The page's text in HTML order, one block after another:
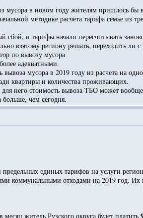
мусора в новом году жителям пришлось бы
методике расчета тарифа семье из
и тарифы начали пересчитывать
взятому региону решать, переходить
по вывозу мусора
адекватными.
мусора в 2019 году из расчета на
квартиры и количества проживающих.
него стоимость вывоза ТБО может
чем сегодня.
единых тарифов на услуги
коммунальными отходами на 2019 год. Их
житель Рузского округа будет платить